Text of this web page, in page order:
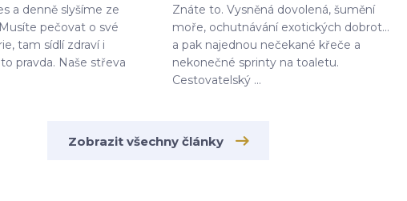
a denně slyšíme ze
pečovat o své
tam sídlí zdraví i
pravda. Naše střeva
Znáte to. Vysněná dovolená, šumění
moře, ochutnávání exotických dobrot...
a pak najednou nečekané křeče a
nekonečné sprinty na toaletu.
Cestovatelský ...
Zobrazit všechny články